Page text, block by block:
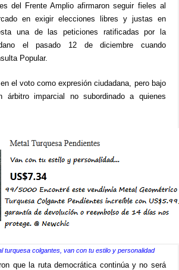
del Frente Amplio afirmaron seguir fieles al
en exigir elecciones libres y justas en
una de las peticiones ratificadas por la
el pasado 12 de diciembre cuando
Popular.
el voto como expresión ciudadana, pero bajo
árbitro imparcial no subordinado a quienes
turquesa colgantes, van con tu estilo y personalidad
que la ruta democrática continúa y no será